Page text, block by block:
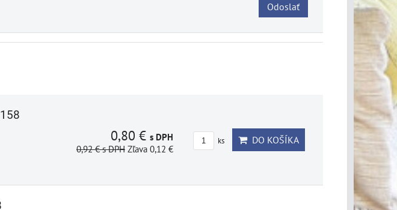
Odoslať
0,80 € s DPH
0,92 €s DPH Zľava 0,12 €
ks DO KOŠÍKA